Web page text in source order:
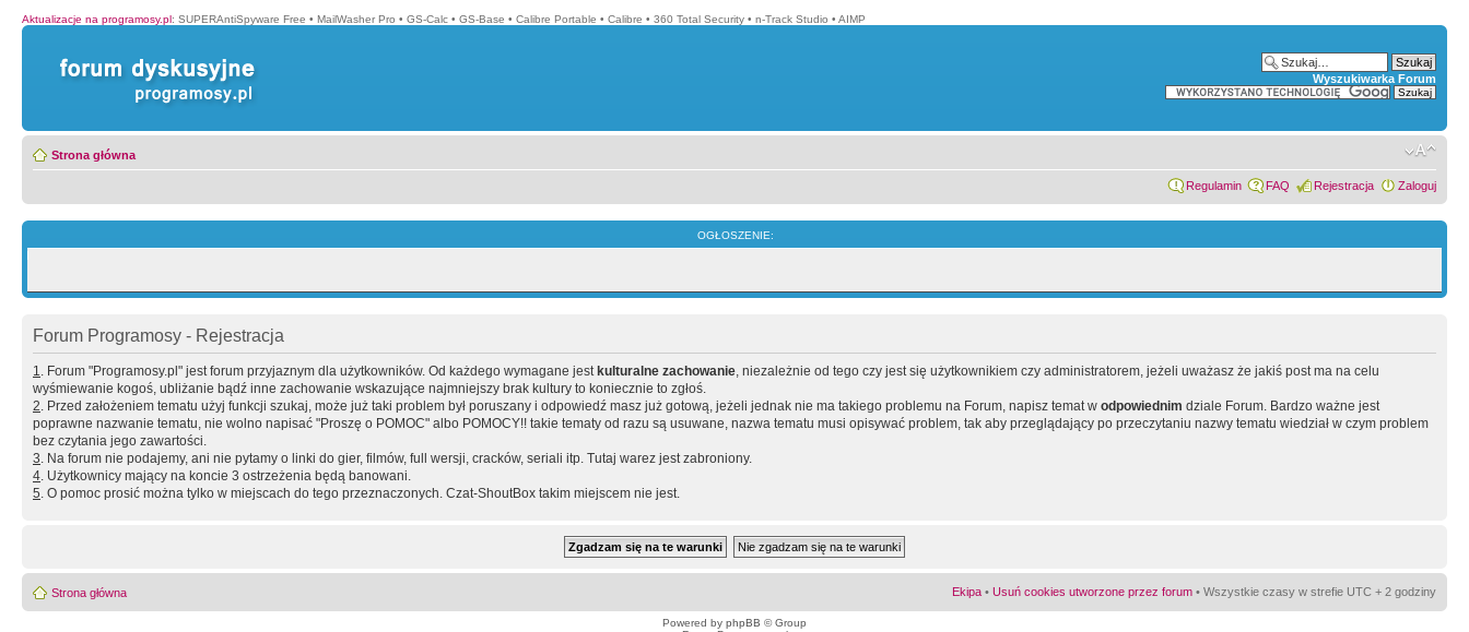
Aktualizacje na programosy.pl: SUPERAntiSpyware Free • MailWasher Pro • GS-Calc • GS-Base • Calibre Portable • Calibre • 360 Total Security • n-Track Studio • AIMP
Wyszukiwarka Forum
Strona główna
Regulamin FAQ Rejestracja Zaloguj
OGŁOSZENIE:
Forum Programosy - Rejestracja
1. Forum "Programosy.pl" jest forum przyjaznym dla użytkowników. Od każdego wymagane jest kulturalne zachowanie, niezależnie od tego czy jest się użytkownikiem czy administratorem, jeżeli uważasz że jakiś post ma na celu
wyśmiewanie kogoś, ubliżanie bądź inne zachowanie wskazujące najmniejszy brak kultury to koniecznie to zgłoś.
2. Przed założeniem tematu użyj funkcji szukaj, może już taki problem był poruszany i odpowiedź masz już gotową, jeżeli jednak nie ma takiego problemu na Forum, napisz temat w odpowiednim dziale Forum. Bardzo ważne jest
poprawne nazwanie tematu, nie wolno napisać "Proszę o POMOC" albo POMOCY!! takie tematy od razu są usuwane, nazwa tematu musi opisywać problem, tak aby przeglądający po przeczytaniu nazwy tematu wiedział w czym problem
bez czytania jego zawartości.
3. Na forum nie podajemy, ani nie pytamy o linki do gier, filmów, full wersji, cracków, seriali itp. Tutaj warez jest zabroniony.
4. Użytkownicy mający na koncie 3 ostrzeżenia będą banowani.
5. O pomoc prosić można tylko w miejscach do tego przeznaczonych. Czat-ShoutBox takim miejscem nie jest.
Strona główna Ekipa • Usuń cookies utworzone przez forum • Wszystkie czasy w strefie UTC + 2 godziny
Powered by phpBB © Group